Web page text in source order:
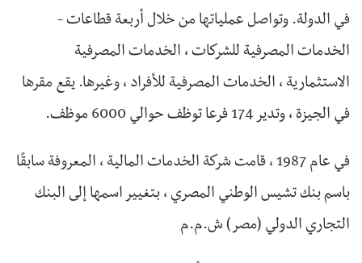
في الدولة. وتواصل عملياتها من خلال أربعة قطاعات -
الخدمات المصرفية للشركات ، الخدمات المصرفية
الاستثمارية ، الخدمات المصرفية للأفراد ، وغيرها. يقع مقرها
في الجيزة ، وتدير 174 فرعا توظف حوالي 6000 موظف.
في عام 1987 ، قامت شركة الخدمات المالية ، المعروفة سابقًا
باسم بنك تشيس الوطني المصري ، بتغيير اسمها إلى البنك
التجاري الدولي (مصر) ش.م.م